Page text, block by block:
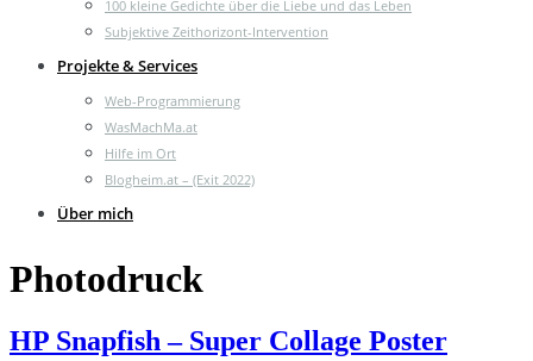
100 kleine Gedichte über die Liebe und das Leben
Subjektive Zeithorizont-Intervention
Projekte & Services
Web-Programmierung
WasMachMa.at
Hilfe im Ort
Blogheim.at – (Exit 2022)
Über mich
Photodruck
HP Snapfish – Super Collage Poster